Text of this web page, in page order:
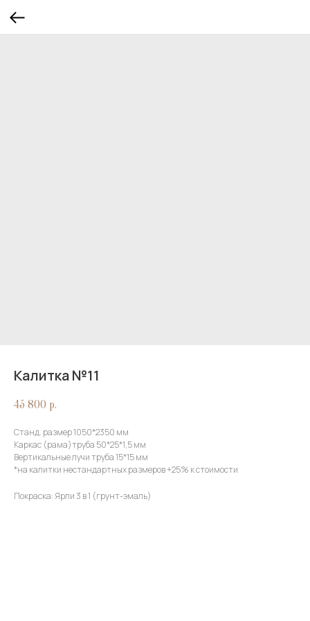
Калитка №11
45 800 р.
Станд. размер 1050*2350 мм
Каркас (рама)труба 50*25*1,5 мм
Вертикальные лучи труба 15*15 мм
*на калитки нестандартных размеров +25% к стоимости
Покраска: Ярли 3 в 1 (грунт-эмаль)